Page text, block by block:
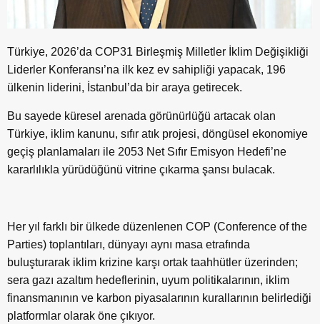
Türkiye, 2026’da COP31 Birleşmiş Milletler İklim Değişikliği
Liderler Konferansı’na ilk kez ev sahipliği yapacak, 196
ülkenin liderini, İstanbul’da bir araya getirecek.
Bu sayede küresel arenada görünürlüğü artacak olan
Türkiye, iklim kanunu, sıfır atık projesi, döngüsel ekonomiye
geçiş planlamaları ile 2053 Net Sıfır Emisyon Hedefi’ne
kararlılıkla yürüdüğünü vitrine çıkarma şansı bulacak.
Her yıl farklı bir ülkede düzenlenen COP (Conference of the
Parties) toplantıları, dünyayı aynı masa etrafında
buluşturarak iklim krizine karşı ortak taahhütler üzerinden;
sera gazı azaltım hedeflerinin, uyum politikalarının, iklim
finansmanının ve karbon piyasalarının kurallarının belirlediği
platformlar olarak öne çıkıyor.